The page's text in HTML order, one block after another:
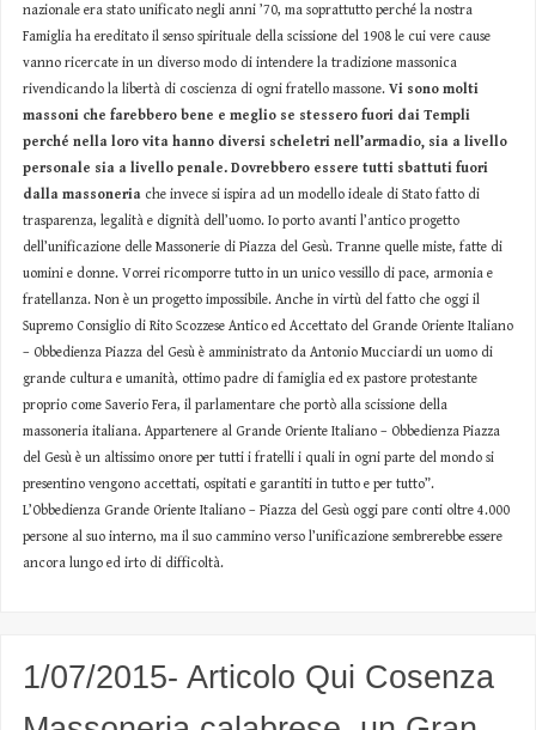
nazionale era stato unificato negli anni ’70, ma soprattutto perché la nostra
Famiglia ha ereditato il senso spirituale della scissione del 1908 le cui vere cause
vanno ricercate in un diverso modo di intendere la tradizione massonica
rivendicando la libertà di coscienza di ogni fratello massone. Vi sono molti
massoni che farebbero bene e meglio se stessero fuori dai Templi
perché nella loro vita hanno diversi scheletri nell’armadio, sia a livello
personale sia a livello penale. Dovrebbero essere tutti sbattuti fuori
dalla massoneriache invece si ispira ad un modello ideale di Stato fatto di
trasparenza, legalità e dignità dell’uomo. Io porto avanti l’antico progetto
dell’unificazione delle Massonerie di Piazza del Gesù. Tranne quelle miste, fatte di
uomini e donne. Vorrei ricomporre tutto in un unico vessillo di pace, armonia e
fratellanza. Non è un progetto impossibile. Anche in virtù del fatto che oggi il
Supremo Consiglio di Rito Scozzese Antico ed Accettato del Grande Oriente Italiano
– Obbedienza Piazza del Gesù è amministrato da Antonio Mucciardi un uomo di
grande cultura e umanità, ottimo padre di famiglia ed ex pastore protestante
proprio come Saverio Fera, il parlamentare che portò alla scissione della
massoneria italiana. Appartenere al Grande Oriente Italiano – Obbedienza Piazza
del Gesù è un altissimo onore per tutti i fratelli i quali in ogni parte del mondo si
presentino vengono accettati, ospitati e garantiti in tutto e per tutto”.
L’Obbedienza Grande Oriente Italiano – Piazza del Gesù oggi pare conti oltre 4.000
persone al suo interno, ma il suo cammino verso l’unificazione sembrerebbe essere
ancora lungo ed irto di difficoltà.
1/07/2015- Articolo Qui Cosenza